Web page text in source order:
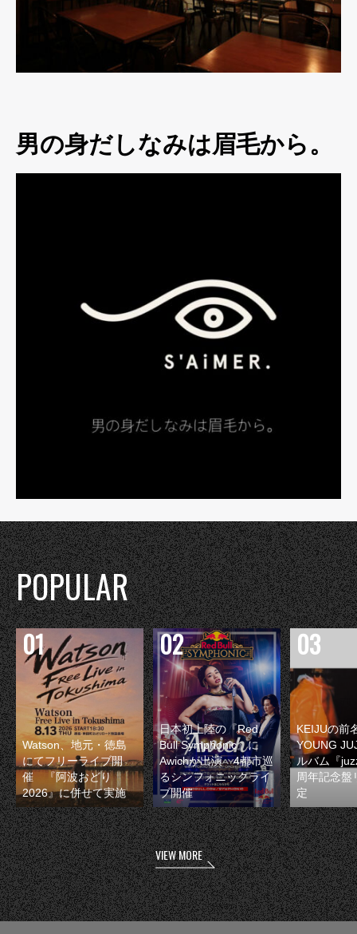
男の身だしなみは眉毛から。
POPULAR
Watson、地元・徳島
にてフリーライブ開
催 『阿波おどり
2026』に併せて実施
日本初上陸の『Red
Bull Symphonic』に
Awichが出演 4都市巡
るシンフォニックライ
ブ開催
KEIJUの前
YOUNG
ルバム『
周年記念盤
定
VIEW MORE